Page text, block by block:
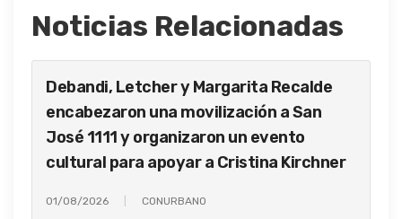
Noticias Relacionadas
Debandi, Letcher y Margarita Recalde
encabezaron una movilización a San
José 1111 y organizaron un evento
cultural para apoyar a Cristina Kirchner
01/08/2026 CONURBANO